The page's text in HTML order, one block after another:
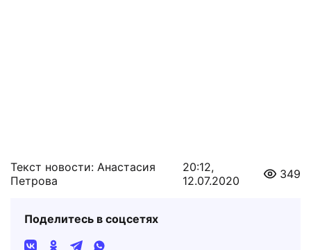
Текст новости: Анастасия
Петрова
20:12,
12.07.2020
349
Поделитесь в соцсетях